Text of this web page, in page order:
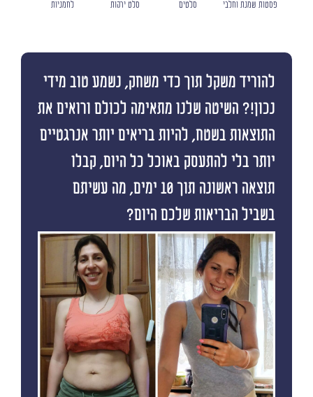
פסטות שמנת וחלבי סלטים סלט ירקות לחמניות
להוריד משקל תוך כדי משחק, נשמע טוב מידי
נכון!? השיטה שלנו מתאימה לכולם ורואים את
התוצאות בשטח, להיות בריאים יותר אנרגטיים
יותר בלי להתעסק באוכל כל היום, קבלו
תוצאה ראשונה תוך 10 ימים, מה עשיתם
בשביל הבריאות שלכם היום?